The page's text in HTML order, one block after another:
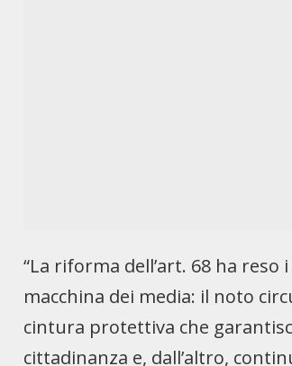
“La riforma dell’art. 68 ha
macchina dei media: il noto
cintura protettiva che
cittadinanza e, dall’altro,